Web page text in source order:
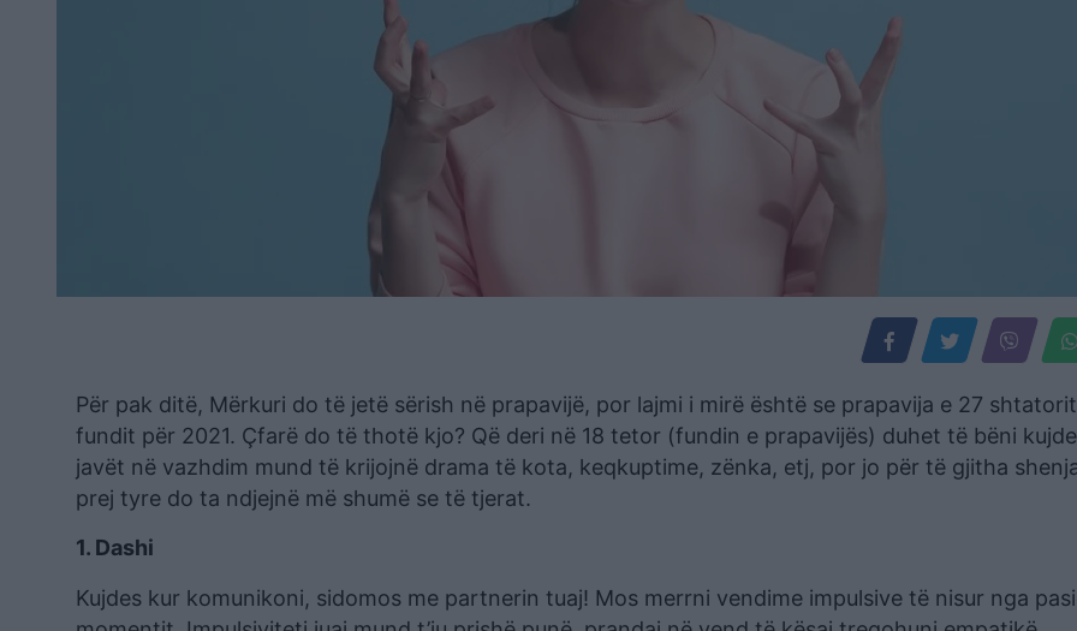
Për pak ditë, Mërkuri do të jetë sërish në prapavijë, por lajmi i mirë është se prapavija e 27
fundit për 2021. Çfarë do të thotë kjo? Që deri në 18 tetor (fundin e prapavijës) duhet të bëni
javët në vazhdim mund të krijojnë drama të kota, keqkuptime, zënka, etj, por jo për të gjitha
prej tyre do ta ndjejnë më shumë se të tjerat.
1. Dashi
Kujdes kur komunikoni, sidomos me partnerin tuaj! Mos merrni vendime impulsive të nisur nga